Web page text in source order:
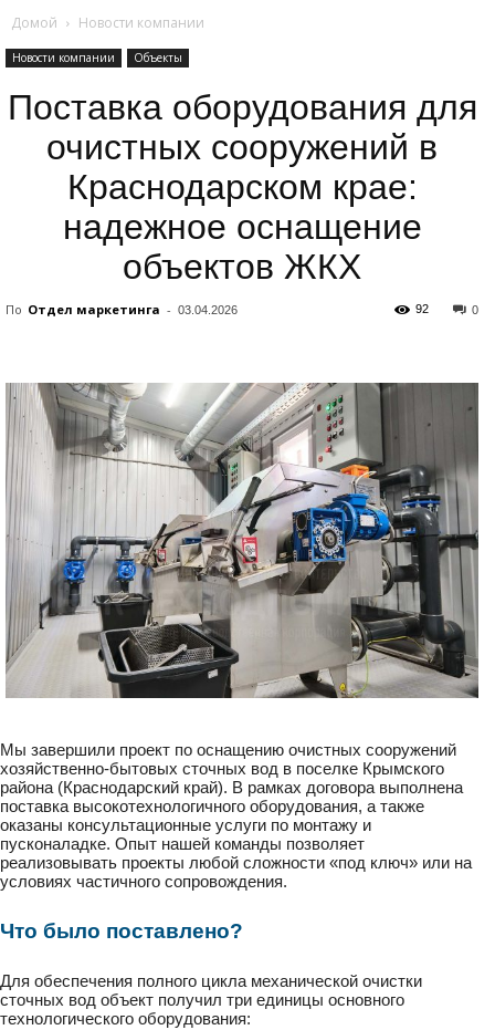
Домой Новости компании
Новости компании Объекты
Поставка оборудования для
очистных сооружений в
Краснодарском крае:
надежное оснащение
объектов ЖКХ
По Отдел маркетинга - 03.04.2026 0
92
Мы завершили проект по оснащению очистных сооружений
хозяйственно-бытовых сточных вод в поселке Крымского
района (Краснодарский край). В рамках договора выполнена
поставка высокотехнологичного оборудования, а также
оказаны консультационные услуги по монтажу и
пусконаладке. Опыт нашей команды позволяет
реализовывать проекты любой сложности «под ключ» или на
условиях частичного сопровождения.
Что было поставлено?
Для обеспечения полного цикла механической очистки
сточных вод объект получил три единицы основного
технологического оборудования: